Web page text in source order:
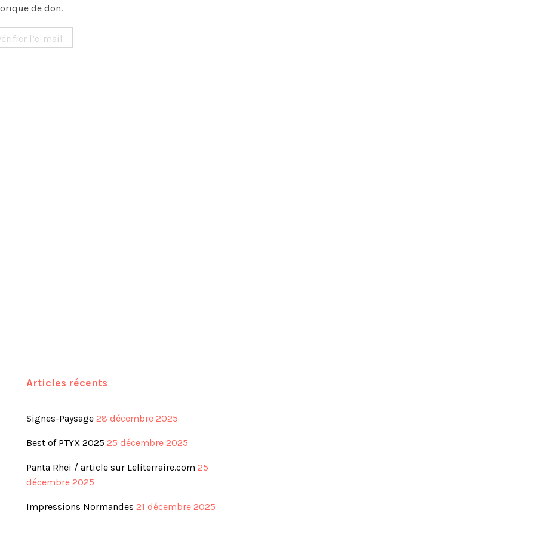
de don.
Articles récents
Signes-Paysage 28 décembre 2025
Best of PTYX 2025 25 décembre 2025
Panta Rhei / article sur Leliterraire.com 25
décembre 2025
Impressions Normandes 21 décembre 2025